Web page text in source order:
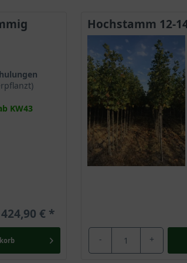
als auch lehmige Böden und toleriert
Gartenkönigin.
Herzwurzel verschafft ihm Robustheit und
frosttauglich. Sie übersteht Temperaturen
KW43
424,90 €
Hochstamm 12-
- +